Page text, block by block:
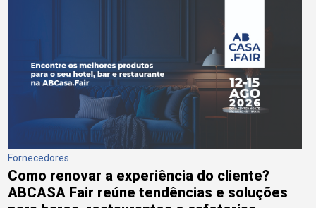
Fornecedores
Como renovar a experiência do cliente?
ABCASA Fair reúne tendências e soluções